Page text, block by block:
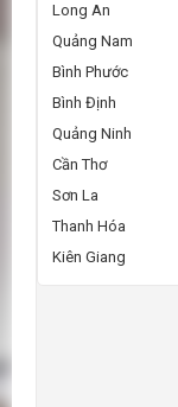
Long An
Quảng Nam
Bình Phước
Bình Định
Quảng Ninh
Cần Thơ
Sơn La
Thanh Hóa
Kiên Giang